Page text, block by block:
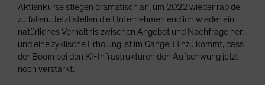
Aktienkurse stiegen dramatisch an, um 2022 wieder rapide
zu fallen. Jetzt stellen die Unternehmen endlich wieder ein
natürliches Verhältnis zwischen Angebot und Nachfrage her,
und eine zyklische Erholung ist im Gange. Hinzu kommt, dass
der Boom bei den KI-Infrastrukturen den Aufschwung jetzt
noch verstärkt.